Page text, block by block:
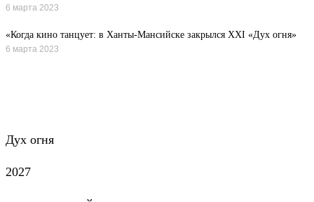
6 марта 2023
«Когда кино танцует: в Ханты-Мансийске закрылся XXI «Дух огня»
6 марта 2023
Дух огня
2027